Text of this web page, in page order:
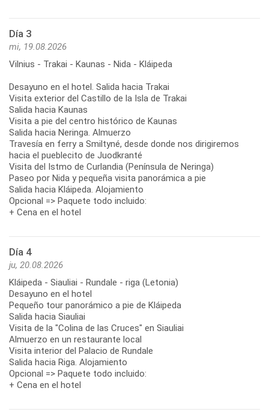
Día 3
mi, 19.08.2026
Vilnius - Trakai - Kaunas - Nida - Kláipeda
Desayuno en el hotel. Salida hacia Trakai
Visita exterior del Castillo de la Isla de Trakai
Salida hacia Kaunas
Visita a pie del centro histórico de Kaunas
Salida hacia Neringa. Almuerzo
Travesía en ferry a Smiltyné, desde donde nos dirigiremos
hacia el pueblecito de Juodkranté
Visita del Istmo de Curlandia (Península de Neringa)
Paseo por Nida y pequeña visita panorámica a pie
Salida hacia Kláipeda. Alojamiento
Opcional => Paquete todo incluido:
+ Cena en el hotel
Día 4
ju, 20.08.2026
Kláipeda - Siauliai - Rundale - riga (Letonia)
Desayuno en el hotel
Pequeño tour panorámico a pie de Kláipeda
Salida hacia Siauliai
Visita de la "Colina de las Cruces" en Siauliai
Almuerzo en un restaurante local
Visita interior del Palacio de Rundale
Salida hacia Riga. Alojamiento
Opcional => Paquete todo incluido:
+ Cena en el hotel